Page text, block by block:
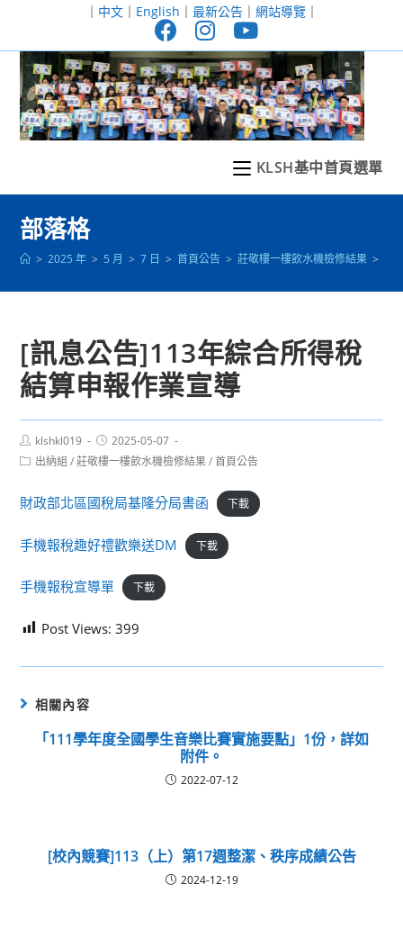
至
｜ 中文｜ English ｜ 最新公告｜ 網站導覽｜
KLSH基中首頁選單
部落格
> 2025 年 > 5 月 > 7 日 > 首頁公告 > 莊敬樓一樓飲水機檢修結果 >
[訊息公告]113年綜合所得稅
結算申報作業宣導
Post
author:
klshkl019
Post
published:
2025-05-07
Post出納組 / 莊敬樓一樓飲水機檢修結果 / 首頁公告
財政部北區國稅局基隆分局書函 下載
手機報稅趣好禮歡樂送DM 下載
手機報稅宣導單 下載
Post Views: 399
相關內容
「111學年度全國學生音樂比賽實施要點」1份，詳如
附件。
2022-07-12
[校內競賽]113（上）第17週整潔、秩序成績公告
2024-12-19